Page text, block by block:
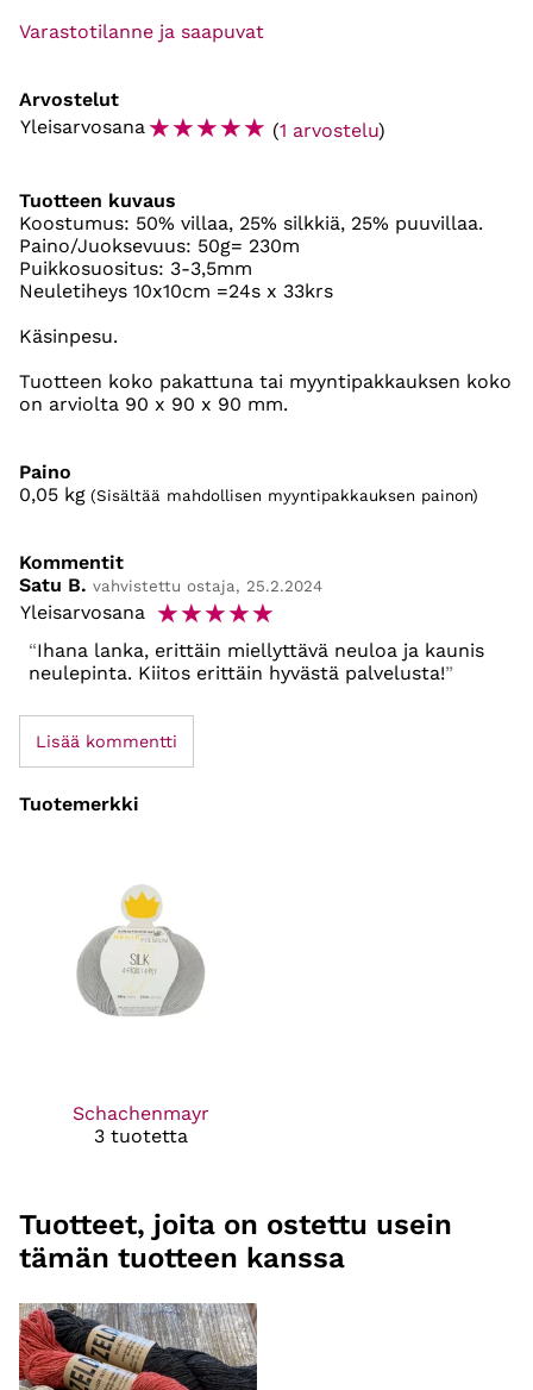
Varastotilanne ja saapuvat
Arvostelut
Yleisarvosana☆☆☆☆☆ (1 arvostelu)
Tuotteen kuvaus
Koostumus: 50% villaa, 25% silkkiä, 25% puuvillaa.
Paino/Juoksevuus: 50g= 230m
Puikkosuositus: 3-3,5mm
Neuletiheys 10x10cm =24s x 33krs
Käsinpesu.
Tuotteen koko pakattuna tai myyntipakkauksen koko
on arviolta 90 x 90 x 90 mm.
Paino
0,05 kg (Sisältää mahdollisen myyntipakkauksen painon)
Kommentit
Satu B. vahvistettu ostaja, 25.2.2024
Yleisarvosana ☆☆☆☆☆
Ihana lanka, erittäin miellyttävä neuloa ja kaunis
neulepinta. Kiitos erittäin hyvästä palvelusta!
Lisää kommentti
Tuotemerkki
Schachenmayr
3 tuotetta
Tuotteet, joita on ostettu usein
tämän tuotteen kanssa